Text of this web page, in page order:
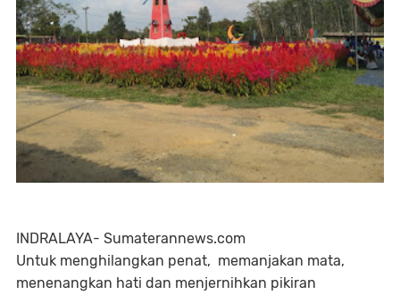
INDRALAYA- Sumaterannews.com
Untuk menghilangkan penat, memanjakan mata,
menenangkan hati dan menjernihkan pikiran